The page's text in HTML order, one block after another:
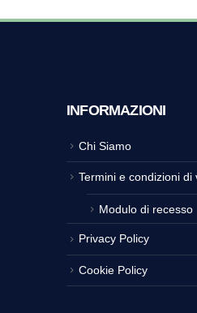
INFORMAZIONI
Chi Siamo
Termini e condizioni di
Modulo di recesso
Privacy Policy
Cookie Policy